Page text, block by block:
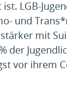
ist. LGB-
und
mit
der
vor ihrem